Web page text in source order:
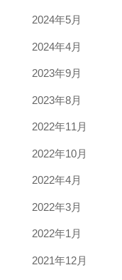
2024年5月
2024年4月
2023年9月
2023年8月
2022年11月
2022年10月
2022年4月
2022年3月
2022年1月
2021年12月